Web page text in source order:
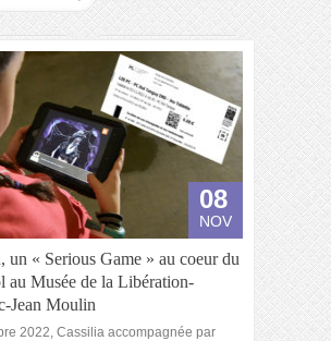
08
NOV
un « Serious Game » au coeur du
au Musée de la Libération-
Jean Moulin
2022, Cassilia accompagnée par